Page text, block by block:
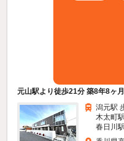
元山駅より徒歩21分 築8年8ヶ
潟元駅
木太町
春日川